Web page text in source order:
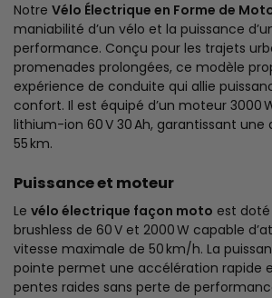
Notre Vélo Électrique en Forme de
maniabilité d’un vélo et la puissance
performance. Conçu pour les trajets
promenades prolongées, ce modèle
expérience de conduite qui allie
confort. Il est équipé d’un moteur 3000
lithium-ion 60 V 30 Ah, garantissant une
55 km.
Puissance et moteur
Le vélo électrique façon moto est
brushless de 60 V et 2000 W capable
vitesse maximale de 50 km/h. La
pointe permet une accélération rapide
pentes raides sans perte de